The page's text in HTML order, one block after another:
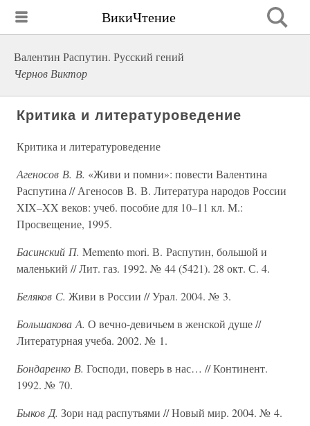
ВикиЧтение
Валентин Распутин. Русский гений
Чернов Виктор
Критика и литературоведение
Критика и литературоведение
Агеносов В. В. «Живи и помни»: повести Валентина
Распутина // Агеносов В. В. Литература народов России
XIX–XX веков: учеб. пособие для 10–11 кл. М.:
Просвещение, 1995.
Басинский П. Memento mori. В. Распутин, большой и
маленький // Лит. газ. 1992. № 44 (5421). 28 окт. С. 4.
Беляков С. Живи в России // Урал. 2004. № 3.
Большакова А. О вечно-девичьем в женской душе //
Литературная учеба. 2002. № 1.
Бондаренко В. Господи, поверь в нас… // Континент.
1992. № 70.
Быков Д. Зори над распутьями // Новый мир. 2004. № 4.